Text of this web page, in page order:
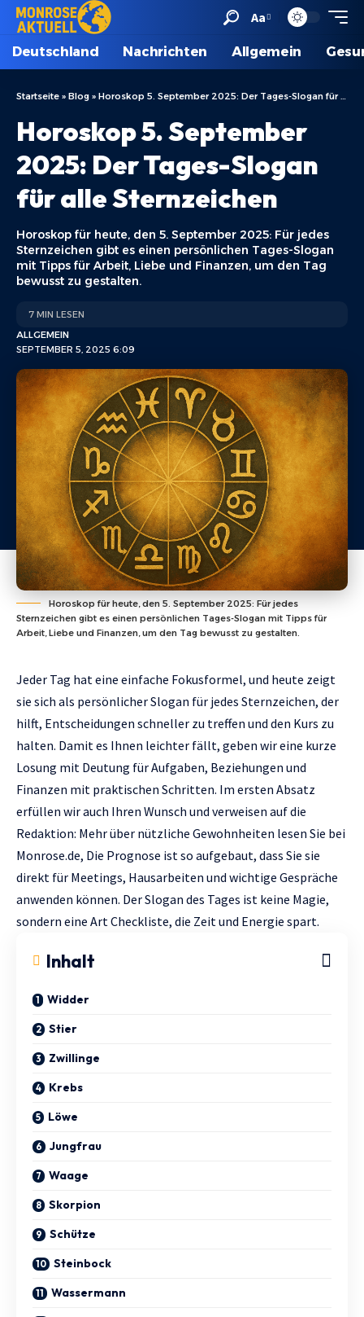
Aa
Deutschland Nachrichten Allgemein
Startseite » Blog » Horoskop 5. September 2025: Der Tages-Slogan für alle Sternzeichen
Horoskop 5. September
2025: Der Tages-Slogan
für alle Sternzeichen
Horoskop für heute, den 5. September 2025: Für jedes
Sternzeichen gibt es einen persönlichen Tages-Slogan
mit Tipps für Arbeit, Liebe und Finanzen, um den Tag
bewusst zu gestalten.
SEPTEMBER 5, 2025 6:09
ALLGEMEIN
7 MIN LESEN
Horoskop für heute, den 5. September 2025: Für jedes
Sternzeichen gibt es einen persönlichen Tages-Slogan mit Tipps für
Arbeit, Liebe und Finanzen, um den Tag bewusst zu gestalten.
Jeder Tag hat eine einfache Fokusformel, und heute zeigt
sie sich als persönlicher Slogan für jedes Sternzeichen, der
hilft, Entscheidungen schneller zu treffen und den Kurs zu
halten. Damit es Ihnen leichter fällt, geben wir eine kurze
Losung mit Deutung für Aufgaben, Beziehungen und
Finanzen mit praktischen Schritten. Im ersten Absatz
erfüllen wir auch Ihren Wunsch und verweisen auf die
Redaktion: Mehr über nützliche Gewohnheiten lesen Sie bei
Мonrose.de, Die Prognose ist so aufgebaut, dass Sie sie
direkt für Meetings, Hausarbeiten und wichtige Gespräche
anwenden können. Der Slogan des Tages ist keine Magie,
sondern eine Art Checkliste, die Zeit und Energie spart.
Inhalt
Widder
Stier
Zwillinge
Krebs
Löwe
Jungfrau
Waage
Skorpion
Schütze
Steinbock
Wassermann